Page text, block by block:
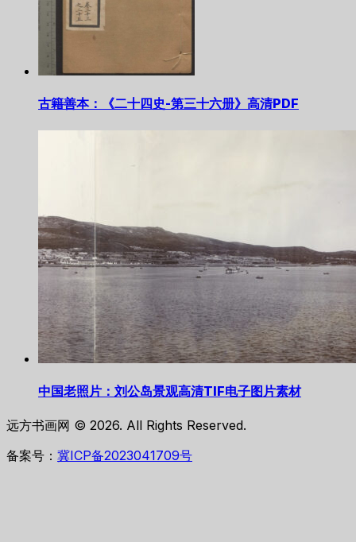
古籍善本：《二十四史-第三十六册》高清PDF
中国老照片：刘公岛景观高清TIF电子图片素材
远方书画网 © 2026. All Rights Reserved.
备案号： 冀ICP备2023041709号